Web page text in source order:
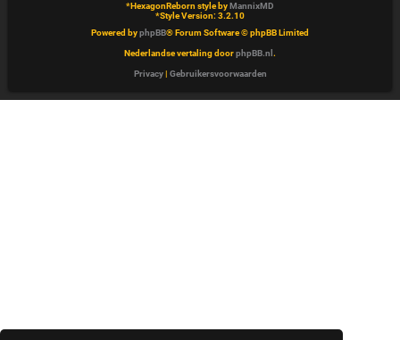
*HexagonReborn style byMannixMD
*Style Version: 3.2.10
Powered byphpBB® Forum Software © phpBB Limited
Nederlandse vertaling doorphpBB.nl .
Privacy| Gebruikersvoorwaarden